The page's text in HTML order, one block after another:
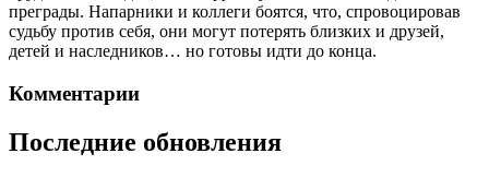
преграды. Напарники и коллеги боятся, что, спровоцировав
судьбу против себя, они могут потерять близких и друзей,
детей и наследников… но готовы идти до конца.
Комментарии
Последние обновления